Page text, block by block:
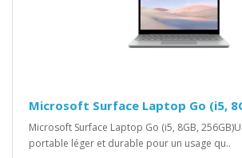
Microsoft Surface Laptop Go (i5,
Microsoft Surface Laptop Go (i5, 8GB,
portable léger et durable pour un usage qu..